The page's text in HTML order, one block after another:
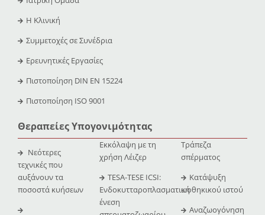
Η Κλινική
Συμμετοχές σε Συνέδρια
Ερευνητικές Εργασίες
Πιστοποίηση DIN EN 15224
Πιστοποίηση ISO 9001
Θεραπείες Υπογονιμότητας
Νεότερες
τεχνικές που
αυξάνουν τα
ποσοστά κυήσεων
Εκκόλαψη με τη
χρήση Λέιζερ
TESA-TESE ICSI:
Ενδοκυτταροπλασματική
ένεση
Τράπεζα
σπέρματος
Κατάψυξη
ωοθηκικού ιστού
Αναζωογόνηση